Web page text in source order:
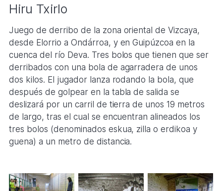
Hiru Txirlo
Juego de derribo de la zona oriental de Vizcaya,
desde Elorrio a Ondárroa, y en Guipúzcoa en la
cuenca del río Deva. Tres bolos que tienen que ser
derribados con una bola de agarradera de unos
dos kilos. El jugador lanza rodando la bola, que
después de golpear en la tabla de salida se
deslizará por un carril de tierra de unos 19 metros
de largo, tras el cual se encuentran alineados los
tres bolos (denominados eskua, zilla o erdikoa y
guena) a un metro de distancia.